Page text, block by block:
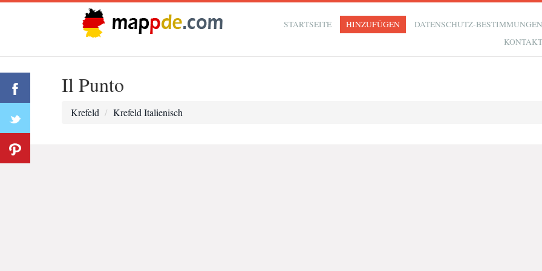
STARTSEITE HINZUFÜGEN
DATENSCHUTZ-
Il Punto
Krefeld Krefeld Italienisch